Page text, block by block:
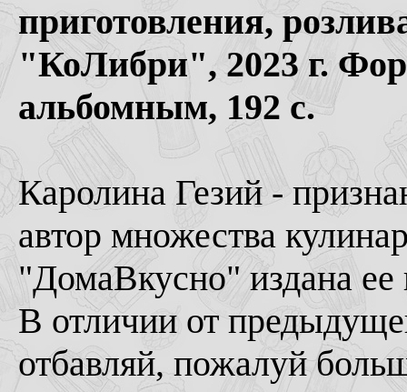
приготовления,
"КоЛибри", 2023 г.
альбомным, 192 с.
Каролина Гезий -
автор множества
"ДомаВкусно" издана
В отличии от
отбавляй, пожалуй